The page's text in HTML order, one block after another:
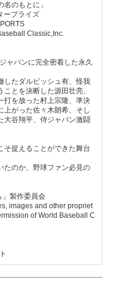
のもとに」
ープライズ
Classic,Inc.
ャパンに完全密着した永久
たダルビッシュ有、怪我
とを決断した源田壮亮、
打を放った村上宗隆、準決
上がった佐々木朗希、そし
大谷翔平、侍ジャパン激闘
捉えることができた舞台
のか、野球ファン必見の
製作委員会
images and other propriet
of World Baseball C